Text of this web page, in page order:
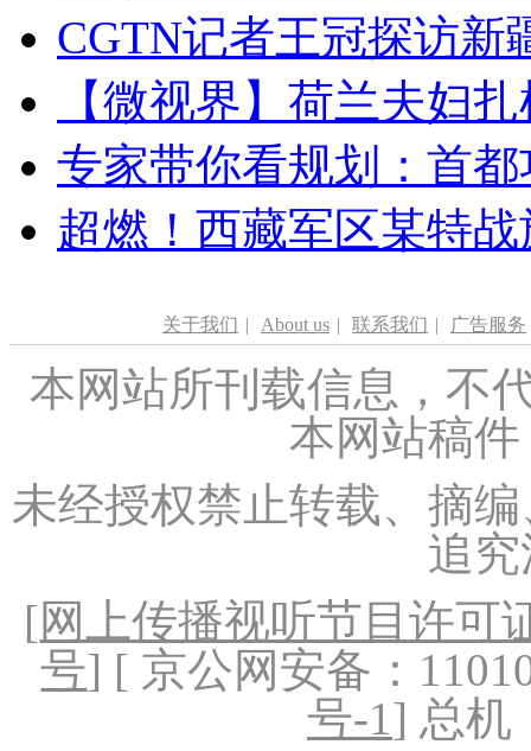
CGTN记者王冠探访新
【微视界】荷兰夫妇
专家带你看规划：首
超燃！西藏军区某特
关于我们 | About us | 联系我们 | 广告服务
本网站所刊载信息，不
本网站稿
未经授权禁止转载、摘
追
[网上传播视听节目许可
号] [ 京公网安备：
号-1] 总机